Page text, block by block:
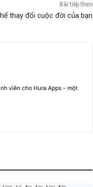
Bài tiếp theo
thay đổi cuộc đời của bạn
viên cho Hura Apps - một